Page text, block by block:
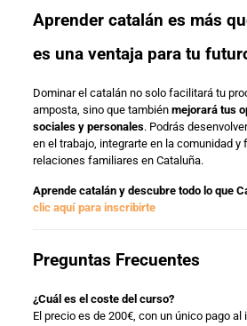
Aprender catalán es más
es una ventaja para tu
Dominar el catalán no solo facilitará tu
amposta, sino que también mejorará tus
sociales y personales. Podrás
en el trabajo, integrarte en la comunidad y
relaciones familiares en Cataluña.
Aprende catalán y descubre todo lo que
clic aquí para inscribirte
Preguntas Frecuentes
¿Cuál es el coste del curso?
El precio es de 200€, con un único pago